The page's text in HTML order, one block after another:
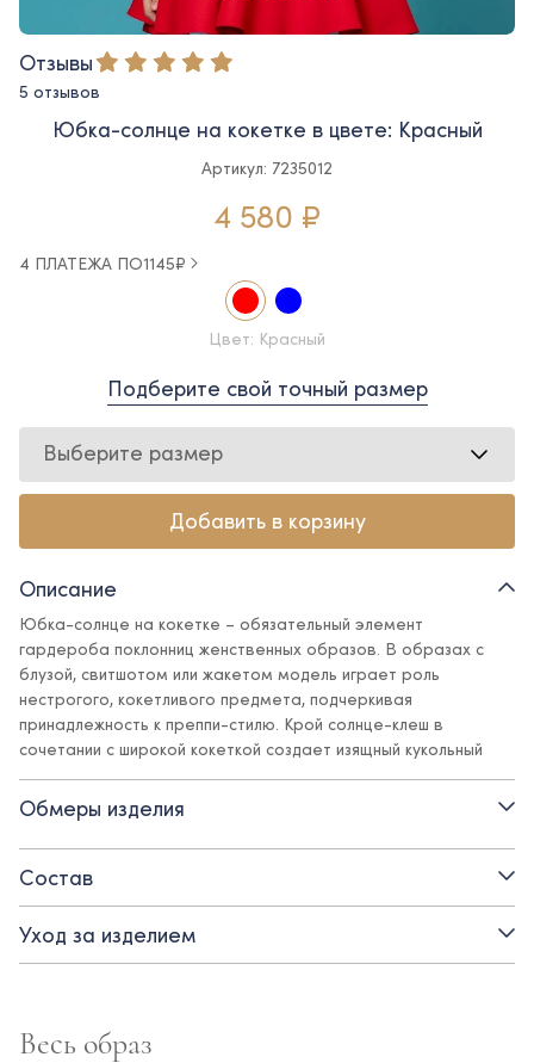
Отзывы
5 отзывов
Юбка-солнце на кокетке в цвете: Красный
Артикул: 7235012
4 580 ₽
4 ПЛАТЕЖА ПО1145₽
Цвет: Красный
Подберите свой точный размер
Выберите размер
Добавить в корзину
Описание
Юбка-солнце на кокетке – обязательный элемент
гардероба поклонниц женственных образов. В образах с
блузой, свитшотом или жакетом модель играет роль
нестрогого, кокетливого предмета, подчеркивая
принадлежность к преппи-стилю. Крой солнце-клеш в
сочетании с широкой кокеткой создает изящный кукольный
силуэт. Костюмная ткань красивых и актуальных оттенков
подчеркивает все выигрышные детали дизайна и отлично
сочетается с базовыми предметами гардероба в стиле
Ole!twice.
- материал верха – костюмная поливискозная ткань:
Обмеры изделия
Состав
Уход за изделием
Весь образ